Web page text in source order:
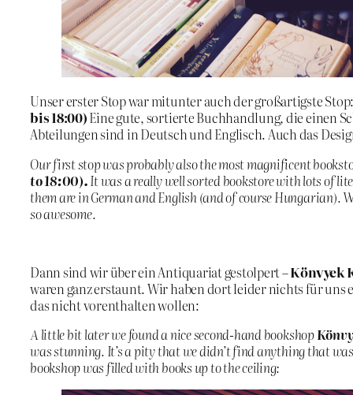
Unser erster Stop war mitunter auch der großartigste
bis 18:00)Eine gute, sortierte Buchhandlung, die einen
Abteilungen sind in Deutsch und Englisch. Auch das
Our first stop was probably also the most magnificent
to 18:00).It was a really well sorted bookstore with lots of
them are in German and English (and of course Hungarian).
so awesome.
Dann sind wir über ein Antiquariat gestolpert –Könvyek
waren ganz erstaunt. Wir haben dort leider nichts für
das nicht vorenthalten wollen:
A little bit later we found a nice second-hand bookshop
was stunning. It’s a pity that we didn’t find anything that
bookshop was filled with books up to the ceiling: